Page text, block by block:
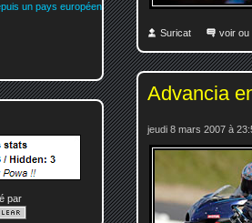
Suricat voir ou
Advancia
jeudi 8 mars 2007 à
un pays européen
par